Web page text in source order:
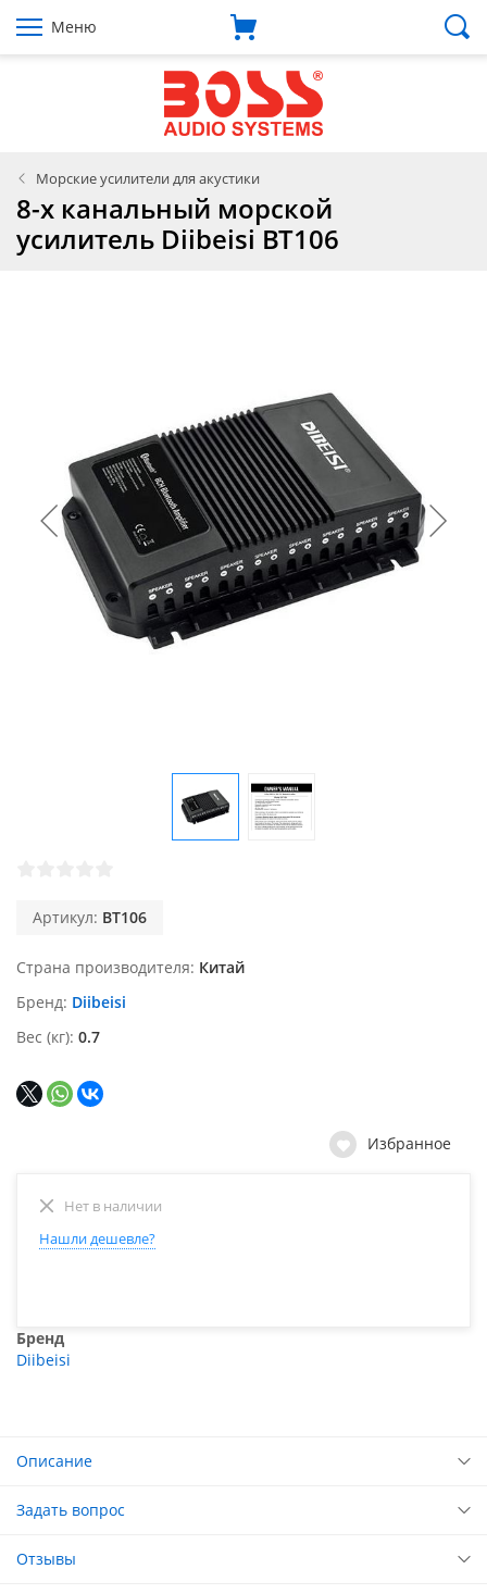
Меню
Морские усилители для акустики
8-х канальный морской
усилитель Diibeisi BT106
Артикул: BT106
Страна производителя Китай
Бренд Diibeisi
Вес (кг) 0.7
Избранное
Нет в наличии
Нашли дешевле?
Бренд
Diibeisi
Описание
Задать вопрос
Отзывы